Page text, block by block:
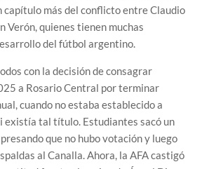
capítulo más del conflicto entre Claudio
Verón, quienes tienen muchas
del fútbol argentino.
con la decisión de consagrar
a Rosario Central por terminar
cuando no estaba establecido a
existía tal título. Estudiantes sacó un
que no hubo votación y luego
al Canalla. Ahora, la AFA castigó